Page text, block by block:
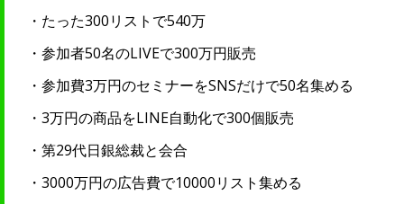
・たった300リストで540万
・参加者50名のLIVEで300万円販売
・参加費3万円のセミナーをSNSだけで50名集める
・3万円の商品をLINE自動化で300個販売
・第29代日銀総裁と会合
・3000万円の広告費で10000リスト集める